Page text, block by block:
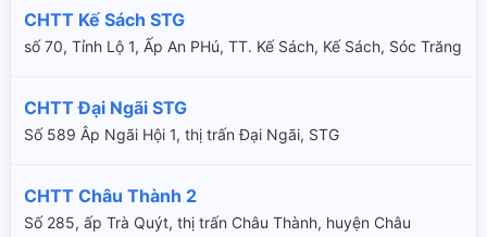
CHTT Kế Sách STG
số 70, Tỉnh Lộ 1, Ấp An PHú, TT. Kế Sách, Kế Sách, Sóc Trăng
CHTT Đại Ngãi STG
Số 589 Âp Ngãi Hội 1, thị trấn Đại Ngãi, STG
CHTT Châu Thành 2
Số 285, ấp Trà Quýt, thị trấn Châu Thành, huyện Châu